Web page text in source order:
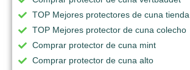
TOP Mejores protectores de cuna tienda
TOP Mejores protector de cuna colecho
Comprar protector de cuna mint
Comprar protector de cuna alto